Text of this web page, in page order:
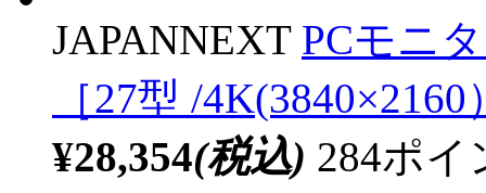
JAPANNEXT PCモニ
［27型 /
¥28,354(税込) 284ポ